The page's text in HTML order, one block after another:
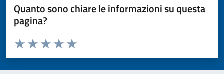
Quanto sono chiare le informazioni su questa
pagina?
Valuta da 1 a 5 stelle la pagina
Valuta 5 stelle su 5
Valuta 4 stelle su 5
Valuta 3 stelle su 5
Valuta 2 stelle su 5
Valuta 1 stelle su 5